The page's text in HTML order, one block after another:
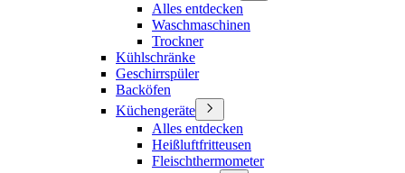
Alles entdecken
Waschmaschinen
Trockner
Kühlschränke
Geschirrspüler
Backöfen
Küchengeräte
Alles entdecken
Heißluftfritteusen
Fleischthermometer